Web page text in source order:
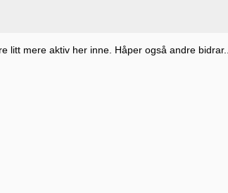
litt mere aktiv her inne. Håper også andre